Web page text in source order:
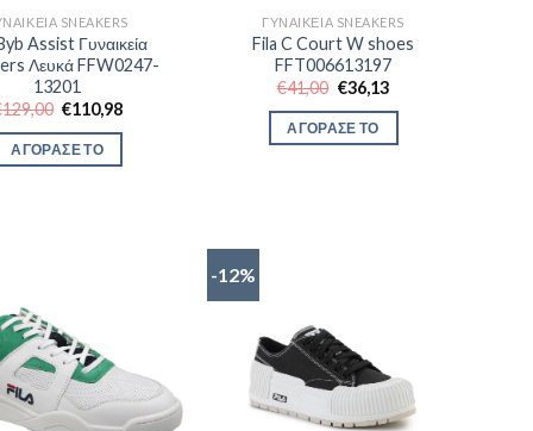
SNEAKERS
Assist Γυναικεία
Λευκά FFW0247-
13201
129,00 Original
was:
€129,00.
€110,98Η
ΑΓΟΡΑΣΕ ΤΟ
ΓΥΝΑΙΚΕΊΑ SNEAKERS
Fila C Court W shoes
FFT006613197
€41,00 Original
price
was:
€41,00.
€36,13Η
τιμή
ΑΓΟΡΑΣΕ ΤΟ
-12%